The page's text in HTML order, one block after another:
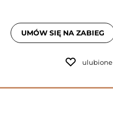
UMÓW SIĘ NA ZABIEG
ulubione